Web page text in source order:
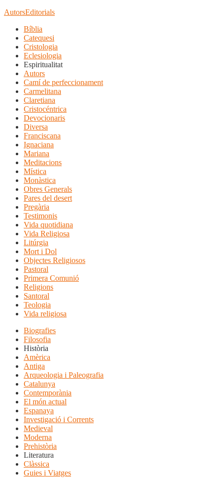
AutorsEditorials
Bíblia
Catequesi
Cristologia
Eclesiologia
Espiritualitat
Autors
Camí de perfeccionament
Carmelitana
Claretiana
Cristocéntrica
Devocionaris
Diversa
Franciscana
Ignaciana
Mariana
Meditacions
Mística
Monàstica
Obres Generals
Pares del desert
Pregària
Testimonis
Vida quotidiana
Vida Religiosa
Litúrgia
Mort i Dol
Objectes Religiosos
Pastoral
Primera Comunió
Religions
Santoral
Teologia
Vida religiosa
Biografies
Filosofia
Història
Amèrica
Antiga
Arqueologia i Paleografia
Catalunya
Contemporània
El món actual
Espanaya
Investigació i Corrents
Medieval
Moderna
Prehistòria
Literatura
Clàssica
Guies i Viatges